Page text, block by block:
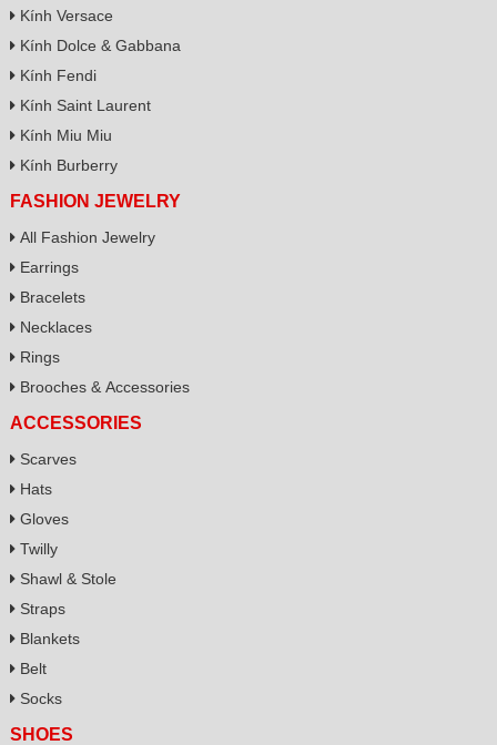
Kính Versace
Kính Dolce & Gabbana
Kính Fendi
Kính Saint Laurent
Kính Miu Miu
Kính Burberry
FASHION JEWELRY
All Fashion Jewelry
Earrings
Bracelets
Necklaces
Rings
Brooches & Accessories
ACCESSORIES
Scarves
Hats
Gloves
Twilly
Shawl & Stole
Straps
Blankets
Belt
Socks
SHOES